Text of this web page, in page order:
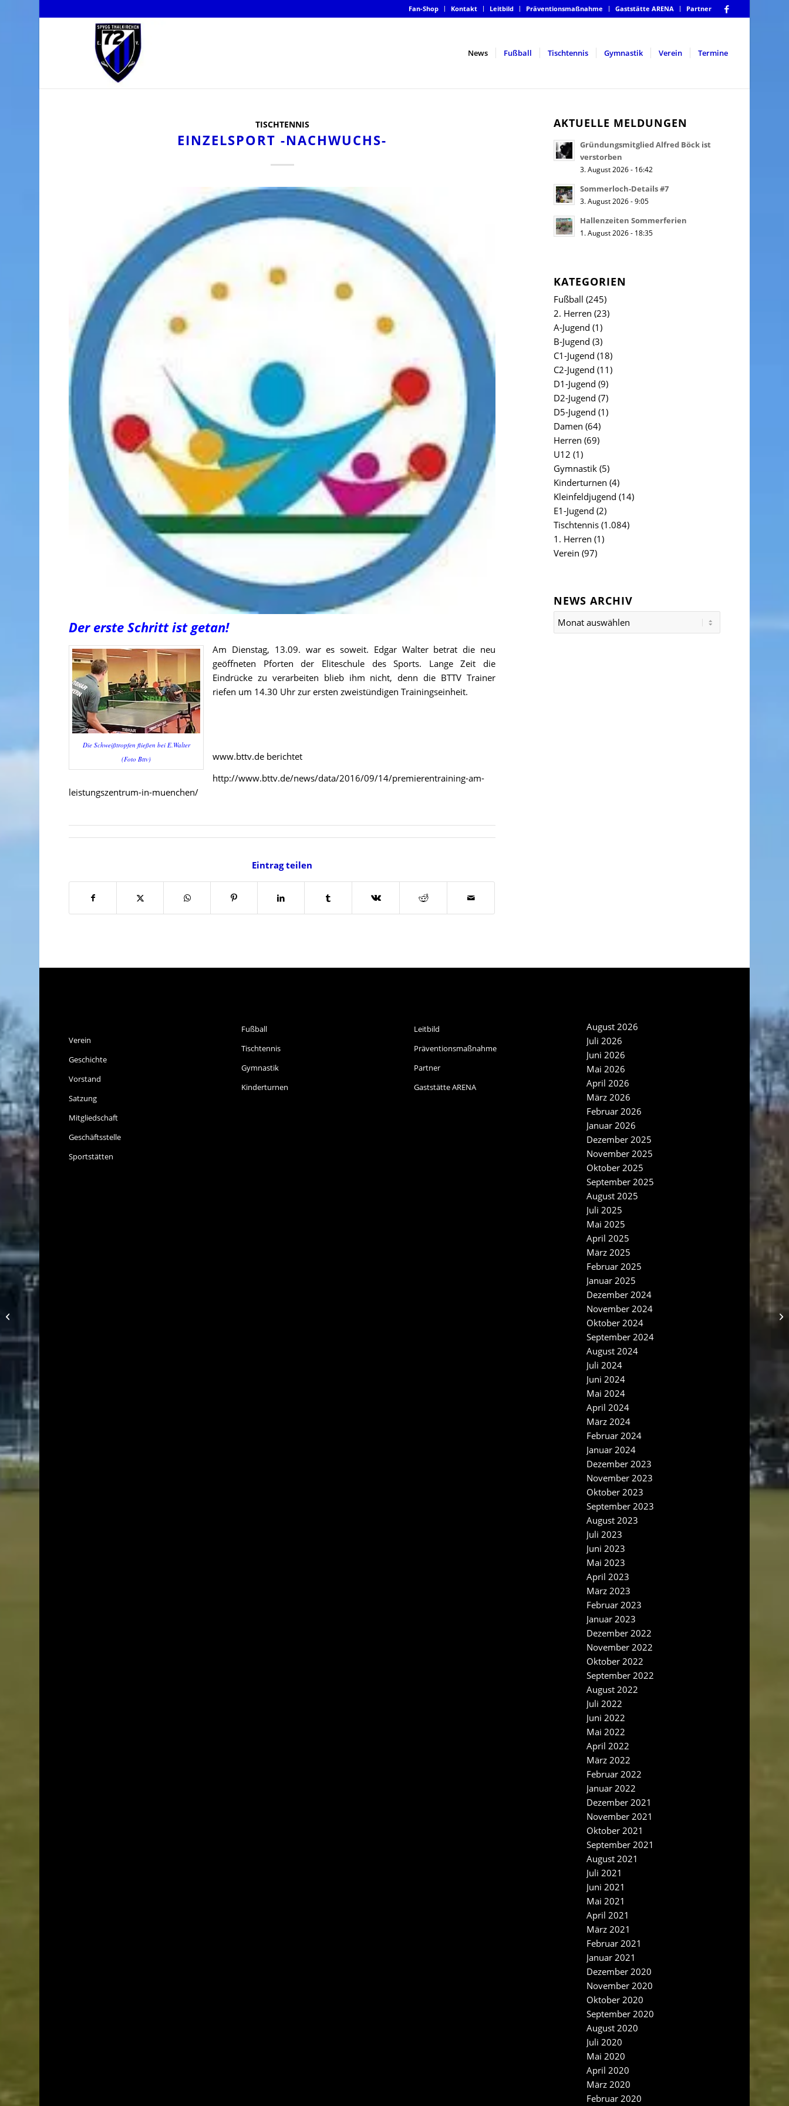
Fan-Shop Kontakt Leitbild Präventionsmaßnahme Gaststätte ARENA Partner
News Fußball Tischtennis Gymnastik Verein Termine
TISCHTENNIS
EINZELSPORT -NACHWUCHS-
Der erste Schritt ist getan!
Die Schweißtropfen fließen bei E.Walter
(Foto Bttv)
Am Dienstag, 13.09. war es soweit. Edgar Walter betrat die neu
geöffneten Pforten der Eliteschule des Sports. Lange Zeit die
Eindrücke zu verarbeiten blieb ihm nicht, denn die BTTV Trainer
riefen um 14.30 Uhr zur ersten zweistündigen Trainingseinheit.
www.bttv.de berichtet
http://www.bttv.de/news/data/2016/09/14/premierentraining-am-
leistungszentrum-in-muenchen/
Eintrag teilen
AKTUELLE MELDUNGEN
Gründungsmitglied Alfred Böck ist
verstorben
3. August 2026 - 16:42
Sommerloch-Details #7
3. August 2026 - 9:05
Hallenzeiten Sommerferien
1. August 2026 - 18:35
KATEGORIEN
Fußball (245)
2. Herren (23)
A-Jugend (1)
B-Jugend (3)
C1-Jugend (18)
C2-Jugend (11)
D1-Jugend (9)
D2-Jugend (7)
D5-Jugend (1)
Damen (64)
Herren (69)
U12 (1)
Gymnastik(5)
Kinderturnen (4)
Kleinfeldjugend (14)
E1-Jugend (2)
Tischtennis(1.084)
1. Herren (1)
Verein (97)
NEWS ARCHIV
Verein
Geschichte
Vorstand
Satzung
Mitgliedschaft
Geschäftsstelle
Sportstätten
Fußball
Tischtennis
Gymnastik
Kinderturnen
Leitbild
Präventionsmaßnahme
Partner
Gaststätte ARENA
August 2026
Juli 2026
Juni 2026
Mai 2026
April 2026
März 2026
Februar 2026
Januar 2026
Dezember 2025
November 2025
Oktober 2025
September 2025
August 2025
Juli 2025
Mai 2025
April 2025
März 2025
Februar 2025
Januar 2025
Dezember 2024
November 2024
Oktober 2024
September 2024
August 2024
Juli 2024
Juni 2024
Mai 2024
April 2024
März 2024
Februar 2024
Januar 2024
Dezember 2023
November 2023
Oktober 2023
September 2023
August 2023
Juli 2023
Juni 2023
Mai 2023
April 2023
März 2023
Februar 2023
Januar 2023
Dezember 2022
November 2022
Oktober 2022
September 2022
August 2022
Juli 2022
Juni 2022
Mai 2022
April 2022
März 2022
Februar 2022
Januar 2022
Dezember 2021
November 2021
Oktober 2021
September 2021
August 2021
Juli 2021
Juni 2021
Mai 2021
April 2021
März 2021
Februar 2021
Januar 2021
Dezember 2020
November 2020
Oktober 2020
September 2020
August 2020
Juli 2020
Mai 2020
April 2020
März 2020
Februar 2020